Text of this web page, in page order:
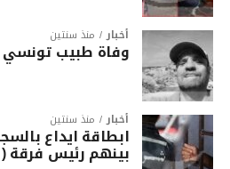
أخبار منذ سنتين
وفاة طبيب
أخبار منذ سنتين
بينهم رئيس فرقة